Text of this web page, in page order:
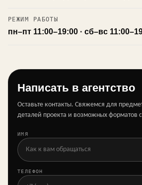
РЕЖИМ РАБОТЫ
пн–пт 11:00–19:00 · сб–вс
Написать в агентство
Оставьте контакты. Свяжемся для
деталей проекта и возможных форматов
ИМЯ
ТЕЛЕФОН